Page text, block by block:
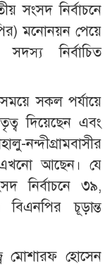
সংসদ নির্বাচনে
মনোনয়ন পেয়ে
নির্বাচিত
সকল পর্যায়ে
দিয়েছেন এবং
নন্দীগ্রামবাসীর
আছেন। যে
নির্বাচনে ৩৯,
বিএনপির চূড়ান্ত
মোশারফ হোসেন